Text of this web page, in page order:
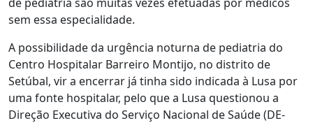
sem essa especialidade.
A possibilidade da urgência noturna de pediatria do
Centro Hospitalar Barreiro Montijo, no distrito de
Setúbal, vir a encerrar já tinha sido indicada à Lusa por
uma fonte hospitalar, pelo que a Lusa questionou a
Direção Executiva do Serviço Nacional de Saúde (DE-